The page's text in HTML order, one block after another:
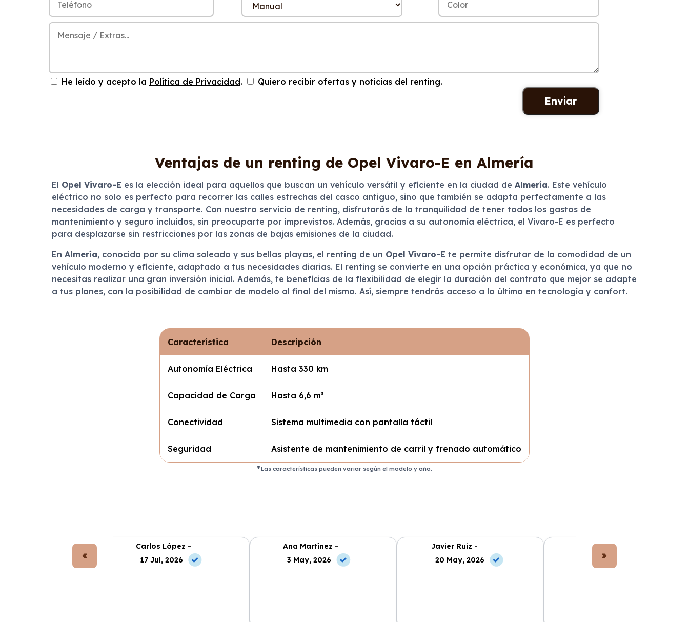
He leído y acepto la Política de Privacidad. Quiero recibir ofertas y noticias del renting.
Ventajas de un renting de Opel Vivaro-E en Almería
El Opel Vivaro-E es la elección ideal para aquellos que buscan un vehículo versátil y eficiente en la ciudad de Almería. Este vehículo
eléctrico no solo es perfecto para recorrer las calles estrechas del casco antiguo, sino que también se adapta perfectamente a las
necesidades de carga y transporte. Con nuestro servicio de renting, disfrutarás de la tranquilidad de tener todos los gastos de
mantenimiento y seguro incluidos, sin preocuparte por imprevistos. Además, gracias a su autonomía eléctrica, el Vivaro-E es perfecto
para desplazarse sin restricciones por las zonas de bajas emisiones de la ciudad.
En Almería, conocida por su clima soleado y sus bellas playas, el renting de un Opel Vivaro-E te permite disfrutar de la comodidad de un
vehículo moderno y eficiente, adaptado a tus necesidades diarias. El renting se convierte en una opción práctica y económica, ya que no
necesitas realizar una gran inversión inicial. Además, te beneficias de la flexibilidad de elegir la duración del contrato que mejor se adapte
a tus planes, con la posibilidad de cambiar de modelo al final del mismo. Así, siempre tendrás acceso a lo último en tecnología y confort.
Característica Descripción
Autonomía Eléctrica Hasta 330 km
Capacidad de Carga Hasta 6,6 m³
Conectividad Sistema multimedia con pantalla táctil
Seguridad Asistente de mantenimiento de carril y frenado automático
Las características pueden variar según el modelo y año.
Carlos López -
17 Jul, 2026
Ana Martínez -
3 May, 2026
Javier Ruiz -
20 May, 2026
Lucía Fernández -
10 Jun, 2026